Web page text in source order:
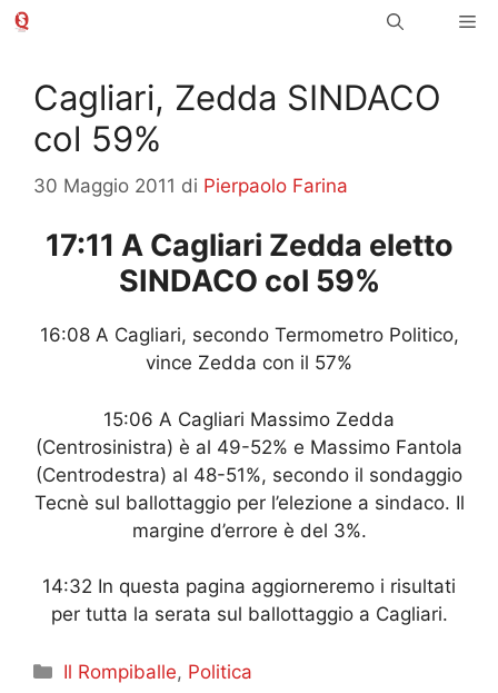
Vai
Cagliari, Zedda SINDACO
col 59%
30 Maggio 2011 di Pierpaolo Farina
17:11 A Cagliari Zedda eletto
SINDACO col 59%
16:08 A Cagliari, secondo Termometro Politico,
vince Zedda con il 57%
15:06 A Cagliari Massimo Zedda
(Centrosinistra) è al 49-52% e Massimo Fantola
(Centrodestra) al 48-51%, secondo il sondaggio
Tecnè sul ballottaggio per l’elezione a sindaco. Il
margine d’errore è del 3%.
14:32 In questa pagina aggiorneremo i risultati
per tutta la serata sul ballottaggio a Cagliari.
Categorie
Il Rompiballe, Politica